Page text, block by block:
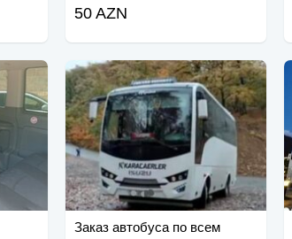
50 AZN
Заказ автобуса по всем